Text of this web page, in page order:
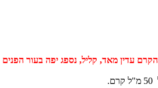
עדין מאד, קליל, נספג יפה בעור הפנים